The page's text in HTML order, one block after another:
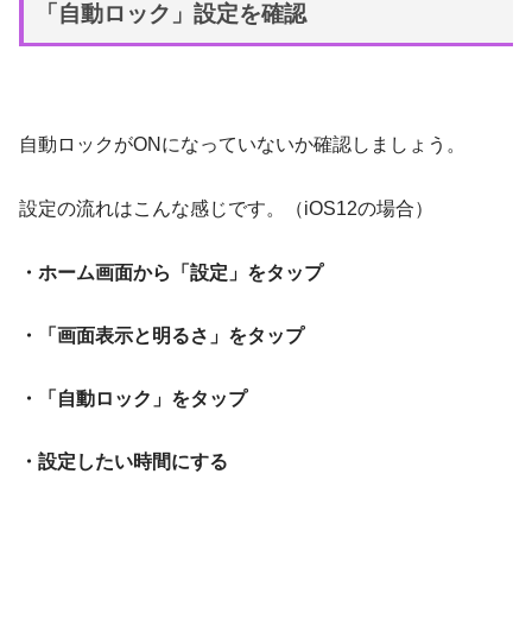
「自動ロック」設定を確認
自動ロックがONになっていないか確認しましょう。
設定の流れはこんな感じです。（iOS12の場合）
・ホーム画面から「設定」をタップ
・「画面表示と明るさ」をタップ
・「自動ロック」をタップ
・設定したい時間にする